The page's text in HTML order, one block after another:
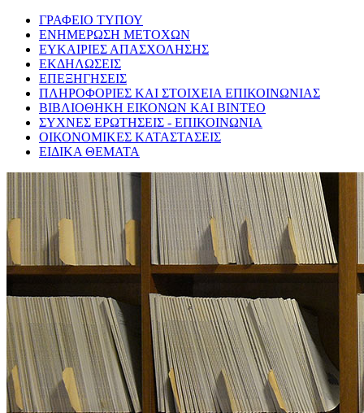
ΓΡΑΦΕΙΟ ΤΥΠΟΥ
ΕΝΗΜΕΡΩΣΗ ΜΕΤΟΧΩΝ
ΕΥΚΑΙΡΙΕΣ ΑΠΑΣΧΟΛΗΣΗΣ
ΕΚΔΗΛΩΣΕΙΣ
ΕΠΕΞΗΓΗΣΕΙΣ
ΠΛΗΡΟΦΟΡΙΕΣ ΚΑΙ ΣΤΟΙΧΕΙΑ ΕΠΙΚΟΙΝΩΝΙΑΣ
ΒΙΒΛΙΟΘΗΚΗ ΕΙΚΟΝΩΝ ΚΑΙ ΒΙΝΤΕΟ
ΣΥΧΝΕΣ ΕΡΩΤΗΣΕΙΣ - ΕΠΙΚΟΙΝΩΝΙΑ
ΟΙΚΟΝΟΜΙΚΕΣ ΚΑΤΑΣΤΑΣΕΙΣ
ΕΙΔΙΚΑ ΘΕΜΑΤΑ